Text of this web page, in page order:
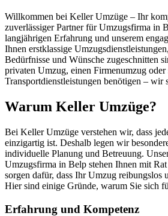
Willkommen bei Keller Umzüge – Ihr
zuverlässiger Partner für Umzugsfirma in
langjährigen Erfahrung und unserem
Ihnen erstklassige
Bedürfnisse und Wünsche zugeschnitten
privaten Umzug, einen Firmenumzug oder
Transportdienstleistungen benötigen – wir
Warum Keller Umzüge?
Bei Keller Umzüge verstehen wir, dass
einzigartig ist. Deshalb legen wir
individuelle Planung und Betreuung.
Umzugsfirma in Belp stehen Ihnen mit
sorgen dafür, dass Ihr Umzug reibungslos
Hier sind einige Gründe, warum Sie sich
Erfahrung und Kompetenz